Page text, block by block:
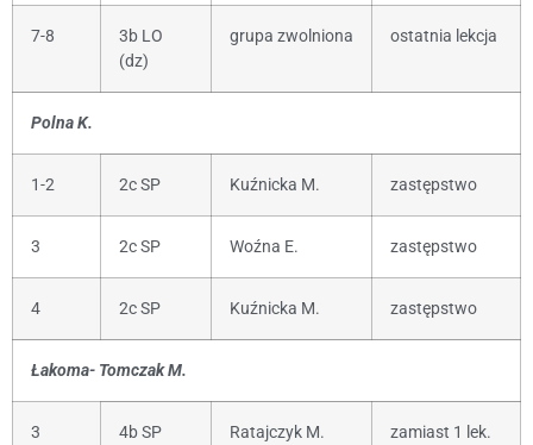
7-8
3b LO
(dz)
grupa zwolniona ostatnia lekcja
Polna K.
1-2 2c SP Kuźnicka M. zastępstwo
3 2c SP Woźna E. zastępstwo
4 2c SP Kuźnicka M. zastępstwo
Łakoma- Tomczak M.
3 4b SP
Ratajczyk M.
zamiast 1 lek.